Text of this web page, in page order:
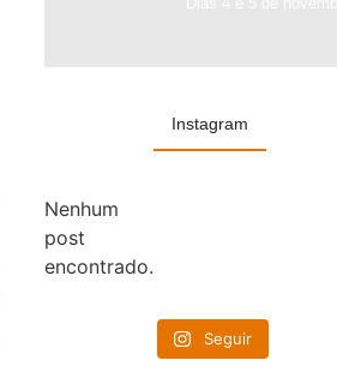
Instagram
Nenhum
post
encontrado.
Seguir